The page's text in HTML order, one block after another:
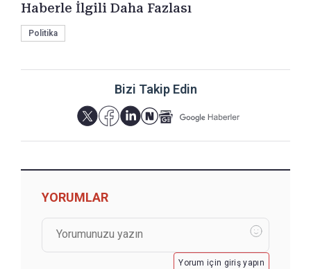
Haberle İlgili Daha Fazlası
Politika
Bizi Takip Edin
YORUMLAR
Yorum için giriş yapın